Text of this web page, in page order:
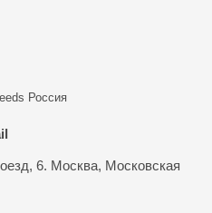
Россия
6. Москва, Московская